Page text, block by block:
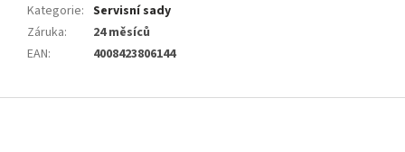
Kategorie: Servisní sady
Záruka:
24 měsíců
EAN: 4008423806144